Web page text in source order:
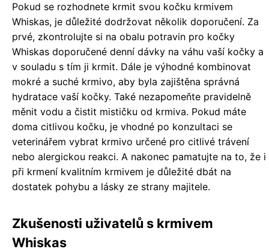
Pokud se rozhodnete krmit svou kočku krmivem
Whiskas, je důležité dodržovat několik doporučení. Za
prvé, zkontrolujte si na obalu potravin pro kočky
Whiskas doporučené denní dávky na váhu vaší kočky a
v souladu s tím ji krmit. Dále je výhodné kombinovat
mokré a suché krmivo, aby byla zajištěna správná
hydratace vaší kočky. Také nezapomeňte pravidelně
měnit vodu a čistit mističku od krmiva. Pokud máte
doma citlivou kočku, je vhodné po konzultaci se
veterinářem vybrat krmivo určené pro citlivé trávení
nebo alergickou reakci. A nakonec pamatujte na to, že i
při krmení kvalitním krmivem je důležité dbát na
dostatek pohybu a lásky ze strany majitele.
Zkušenosti uživatelů s krmivem
Whiskas